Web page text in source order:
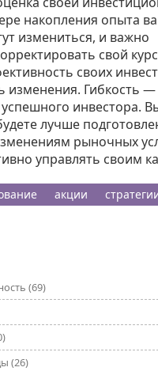
накопления опыта
измениться, и важно
свой
своих
изменения. Гибкость
инвестора.
лучше
рыночных
управлять своим
акции
(69)
(26)